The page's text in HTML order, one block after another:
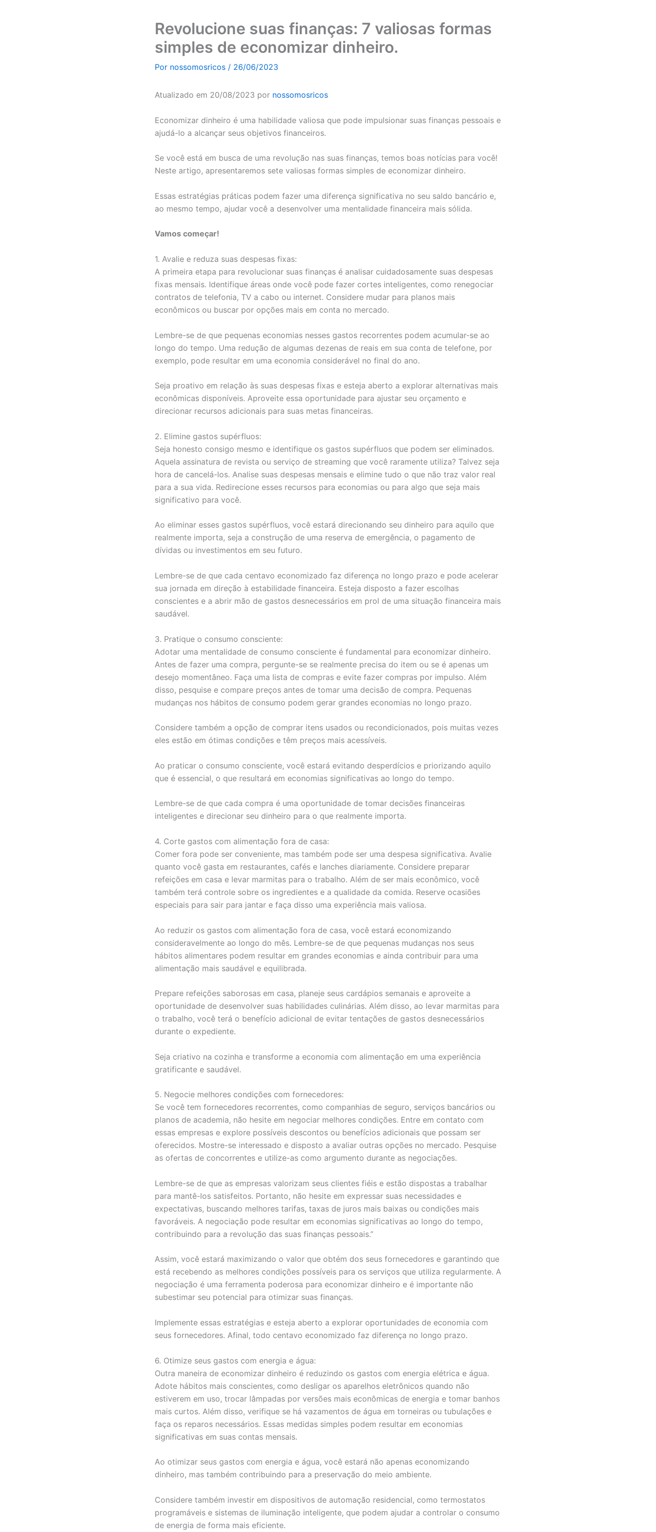
Revolucione suas finanças: 7 valiosas formas
simples de economizar dinheiro.
Por nossomosricos / 26/06/2023
Atualizado em 20/08/2023 por nossomosricos
Economizar dinheiro é uma habilidade valiosa que pode impulsionar suas finanças pessoais e
ajudá-lo a alcançar seus objetivos financeiros.
Se você está em busca de uma revolução nas suas finanças, temos boas notícias para você!
Neste artigo, apresentaremos sete valiosas formas simples de economizar dinheiro.
Essas estratégias práticas podem fazer uma diferença significativa no seu saldo bancário e,
ao mesmo tempo, ajudar você a desenvolver uma mentalidade financeira mais sólida.
Vamos começar!
1. Avalie e reduza suas despesas fixas:
A primeira etapa para revolucionar suas finanças é analisar cuidadosamente suas despesas
fixas mensais. Identifique áreas onde você pode fazer cortes inteligentes, como renegociar
contratos de telefonia, TV a cabo ou internet. Considere mudar para planos mais
econômicos ou buscar por opções mais em conta no mercado.
Lembre-se de que pequenas economias nesses gastos recorrentes podem acumular-se ao
longo do tempo. Uma redução de algumas dezenas de reais em sua conta de telefone, por
exemplo, pode resultar em uma economia considerável no final do ano.
Seja proativo em relação às suas despesas fixas e esteja aberto a explorar alternativas mais
econômicas disponíveis. Aproveite essa oportunidade para ajustar seu orçamento e
direcionar recursos adicionais para suas metas financeiras.
2. Elimine gastos supérfluos:
Seja honesto consigo mesmo e identifique os gastos supérfluos que podem ser eliminados.
Aquela assinatura de revista ou serviço de streaming que você raramente utiliza? Talvez seja
hora de cancelá-los. Analise suas despesas mensais e elimine tudo o que não traz valor real
para a sua vida. Redirecione esses recursos para economias ou para algo que seja mais
significativo para você.
Ao eliminar esses gastos supérfluos, você estará direcionando seu dinheiro para aquilo que
realmente importa, seja a construção de uma reserva de emergência, o pagamento de
dívidas ou investimentos em seu futuro.
Lembre-se de que cada centavo economizado faz diferença no longo prazo e pode acelerar
sua jornada em direção à estabilidade financeira. Esteja disposto a fazer escolhas
conscientes e a abrir mão de gastos desnecessários em prol de uma situação financeira mais
saudável.
3. Pratique o consumo consciente:
Adotar uma mentalidade de consumo consciente é fundamental para economizar dinheiro.
Antes de fazer uma compra, pergunte-se se realmente precisa do item ou se é apenas um
desejo momentâneo. Faça uma lista de compras e evite fazer compras por impulso. Além
disso, pesquise e compare preços antes de tomar uma decisão de compra. Pequenas
mudanças nos hábitos de consumo podem gerar grandes economias no longo prazo.
Considere também a opção de comprar itens usados ou recondicionados, pois muitas vezes
eles estão em ótimas condições e têm preços mais acessíveis.
Ao praticar o consumo consciente, você estará evitando desperdícios e priorizando aquilo
que é essencial, o que resultará em economias significativas ao longo do tempo.
Lembre-se de que cada compra é uma oportunidade de tomar decisões financeiras
inteligentes e direcionar seu dinheiro para o que realmente importa.
4. Corte gastos com alimentação fora de casa:
Comer fora pode ser conveniente, mas também pode ser uma despesa significativa. Avalie
quanto você gasta em restaurantes, cafés e lanches diariamente. Considere preparar
refeições em casa e levar marmitas para o trabalho. Além de ser mais econômico, você
também terá controle sobre os ingredientes e a qualidade da comida. Reserve ocasiões
especiais para sair para jantar e faça disso uma experiência mais valiosa.
Ao reduzir os gastos com alimentação fora de casa, você estará economizando
consideravelmente ao longo do mês. Lembre-se de que pequenas mudanças nos seus
hábitos alimentares podem resultar em grandes economias e ainda contribuir para uma
alimentação mais saudável e equilibrada.
Prepare refeições saborosas em casa, planeje seus cardápios semanais e aproveite a
oportunidade de desenvolver suas habilidades culinárias. Além disso, ao levar marmitas para
o trabalho, você terá o benefício adicional de evitar tentações de gastos desnecessários
durante o expediente.
Seja criativo na cozinha e transforme a economia com alimentação em uma experiência
gratificante e saudável.
5. Negocie melhores condições com fornecedores:
Se você tem fornecedores recorrentes, como companhias de seguro, serviços bancários ou
planos de academia, não hesite em negociar melhores condições. Entre em contato com
essas empresas e explore possíveis descontos ou benefícios adicionais que possam ser
oferecidos. Mostre-se interessado e disposto a avaliar outras opções no mercado. Pesquise
as ofertas de concorrentes e utilize-as como argumento durante as negociações.
Lembre-se de que as empresas valorizam seus clientes fiéis e estão dispostas a trabalhar
para mantê-los satisfeitos. Portanto, não hesite em expressar suas necessidades e
expectativas, buscando melhores tarifas, taxas de juros mais baixas ou condições mais
favoráveis. A negociação pode resultar em economias significativas ao longo do tempo,
contribuindo para a revolução das suas finanças pessoais.”
Assim, você estará maximizando o valor que obtém dos seus fornecedores e garantindo que
está recebendo as melhores condições possíveis para os serviços que utiliza regularmente. A
negociação é uma ferramenta poderosa para economizar dinheiro e é importante não
subestimar seu potencial para otimizar suas finanças.
Implemente essas estratégias e esteja aberto a explorar oportunidades de economia com
seus fornecedores. Afinal, todo centavo economizado faz diferença no longo prazo.
6. Otimize seus gastos com energia e água:
Outra maneira de economizar dinheiro é reduzindo os gastos com energia elétrica e água.
Adote hábitos mais conscientes, como desligar os aparelhos eletrônicos quando não
estiverem em uso, trocar lâmpadas por versões mais econômicas de energia e tomar banhos
mais curtos. Além disso, verifique se há vazamentos de água em torneiras ou tubulações e
faça os reparos necessários. Essas medidas simples podem resultar em economias
significativas em suas contas mensais.
Ao otimizar seus gastos com energia e água, você estará não apenas economizando
dinheiro, mas também contribuindo para a preservação do meio ambiente.
Considere também investir em dispositivos de automação residencial, como termostatos
programáveis e sistemas de iluminação inteligente, que podem ajudar a controlar o consumo
de energia de forma mais eficiente.